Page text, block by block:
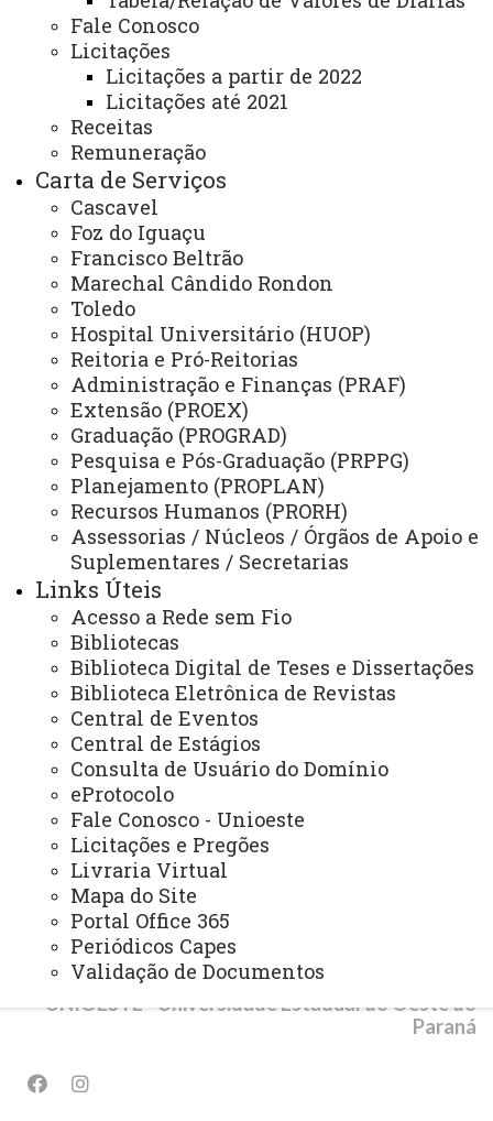
Fale Conosco
Licitações
Licitações a partir de 2022
Licitações até 2021
Receitas
Remuneração
Carta de Serviços
Cascavel
Foz do Iguaçu
Francisco Beltrão
Marechal Cândido Rondon
Toledo
Hospital Universitário (HUOP)
Reitoria e Pró-Reitorias
Administração e Finanças (PRAF)
Extensão (PROEX)
Graduação (PROGRAD)
Pesquisa e Pós-Graduação (PRPPG)
Planejamento (PROPLAN)
Recursos Humanos (PRORH)
Assessorias / Núcleos / Órgãos de Apoio e
Suplementares / Secretarias
Links Úteis
Acesso a Rede sem Fio
Bibliotecas
Biblioteca Digital de Teses e Dissertações
Biblioteca Eletrônica de Revistas
Central de Eventos
Central de Estágios
Consulta de Usuário do Domínio
eProtocolo
Fale Conosco - Unioeste
Licitações e Pregões
Livraria Virtual
Mapa do Site
Portal Office 365
Periódicos Capes
Validação de Documentos
ÓRGÃO DE APOIO
Unioeste INOVA - Agência de Inovação da Unioeste
ÓRGÃOS SUPLEMENTARES
Coordenadoria de Concursos e Processos Seletivos
Editora
Gráfica Universitária
NÚCLEOS
NeadUni - Núcleo de Educação a Distância
NEE - Núcleo de Estações Experimentais
NTI - Núcleo de Tecnologia da Informação
NIP - Núcleo de Inserção Profissional
NUFOPE - Núcleo de Formação Docente e Prática de Ensino
NUTE - Núcleo de Telemedicina
Núcleos Complementares
PROGRAMAS INSTITUCIONAIS
PEL - Programa de Ensino de Línguas
PEE - Educação Especial
PIBID - Bolsas de Iniciação à Docência
PEIEX - Programa de Qualificação para Exportação
© 2026 Todos os direitos reservados.
UNIOESTE - Universidade Estadual do Oeste do
Paraná